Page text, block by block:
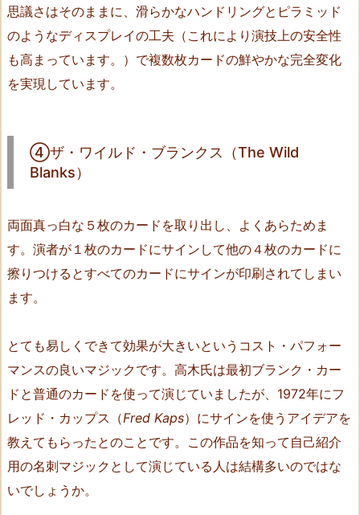
ス
e
W
d
B
n
s）
6.
ザ・
ソ
リ
ド・
カ
ッ
プ
思議さはそのままに、滑らかなハンドリングとピラミッド
のようなディスプレイの工夫（これにより演技上の安全性
も高まっています。）で複数枚カードの鮮やかな完全変化
を実現しています。
④ザ・ワイルド・ブランクス（The Wild
Blanks）
両面真っ白な５枚のカードを取り出し、よくあらためま
す。演者が１枚のカードにサインして他の４枚のカードに
擦りつけるとすべてのカードにサインが印刷されてしまい
ます。
とても易しくできて効果が大きいというコスト・パフォー
マンスの良いマジックです。高木氏は最初ブランク・カー
ドと普通のカードを使って演じていましたが、1972年にフ
レッド・カップス（Fred Kaps）にサインを使うアイデアを
教えてもらったとのことです。この作品を知って自己紹介
用の名刺マジックとして演じている人は結構多いのではな
いでしょうか。